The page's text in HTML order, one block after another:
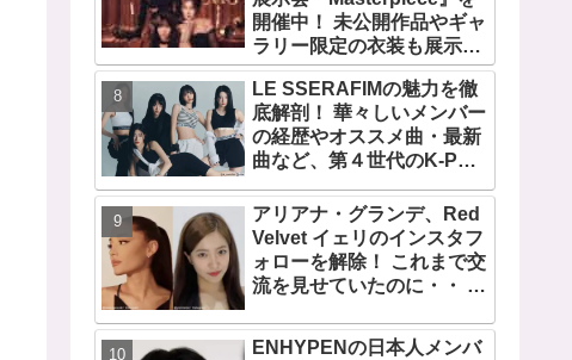
開催中！ 未公開作品やギャ
ラリー限定の衣装も展示！
まさに最高傑作な世界に
LE SSERAFIMの魅力を徹
底解剖！ 華々しいメンバー
の経歴やオススメ曲・最新
曲など、第４世代のK-POP
する彼女たちのスゴさと
は？
アリアナ・グランデ、Red
Velvet イェリのインスタフ
ォローを解除！ これまで交
流を見せていたのに・・ 一
由を推測
ENHYPENの日本人メンバ